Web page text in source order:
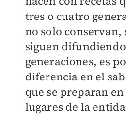
tres o cuatro
no solo conservan,
siguen
generaciones, es
diferencia en el
que se preparan
lugares de la